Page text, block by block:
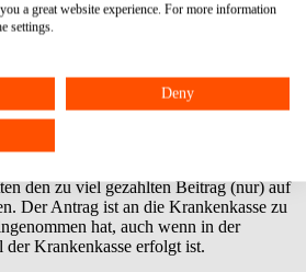
und Flexirentengesetz
dass Versorgungsbezüge (Rente,
Versicherte kann es in diesen Fällen
Beiträge an die Krankenkasse abgeführt
gemäß der
entsprechen.
den zu viel gezahlten Beitrag (nur) auf
Der Antrag ist an die Krankenkasse zu
hat, auch wenn in der
der Krankenkasse erfolgt ist.
a great website experience. For more information
settings.
Deny